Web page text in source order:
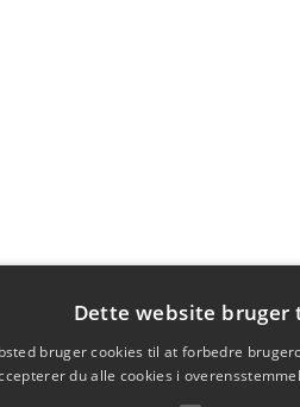
Dette website bruger
bruger cookies til at forbedre
du alle cookies i